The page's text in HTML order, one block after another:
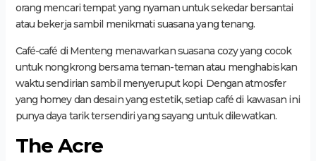
orang mencari tempat yang nyaman untuk sekedar bersantai
atau bekerja sambil menikmati suasana yang tenang.
Café-café di Menteng menawarkan suasana cozy yang cocok
untuk nongkrong bersama teman-teman atau menghabiskan
waktu sendirian sambil menyeruput kopi. Dengan atmosfer
yang homey dan desain yang estetik, setiap café di kawasan ini
punya daya tarik tersendiri yang sayang untuk dilewatkan.
The Acre